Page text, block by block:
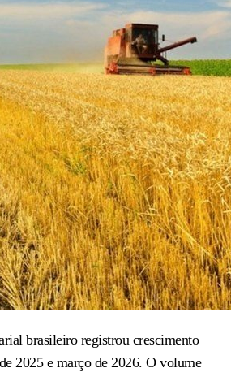
brasileiro registrou crescimento
2025 e março de 2026. O volume